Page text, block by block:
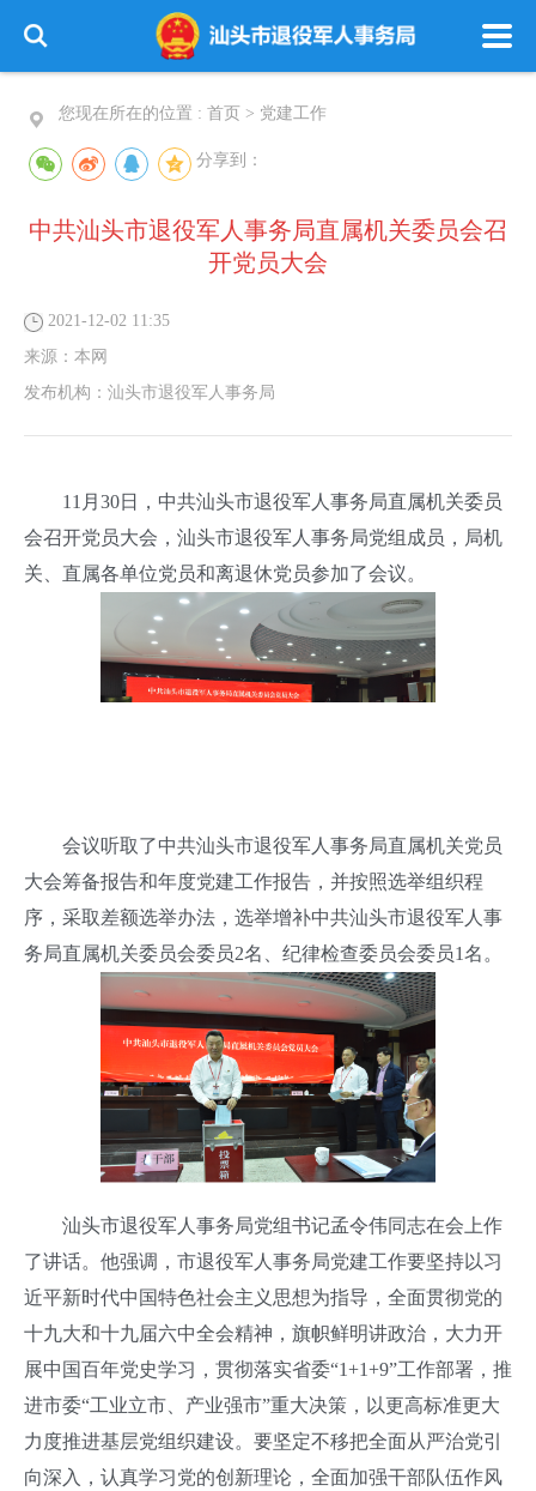
您现在所在的位置 : 首页 > 党建工作
分享到：
中共汕头市退役军人事务局直属机关委员会召
开党员大会
2021-12-02 11:35
来源： 本网
发布机构： 汕头市退役军人事务局
11月30日，中共汕头市退役军人事务局直属机关委员
会召开党员大会，汕头市退役军人事务局党组成员，局机
关、直属各单位党员和离退休党员参加了会议。
会议听取了中共汕头市退役军人事务局直属机关党员
大会筹备报告和年度党建工作报告，并按照选举组织程
序，采取差额选举办法，选举增补中共汕头市退役军人事
务局直属机关委员会委员2名、纪律检查委员会委员1名。
汕头市退役军人事务局党组书记孟令伟同志在会上作
了讲话。他强调，市退役军人事务局党建工作要坚持以习
近平新时代中国特色社会主义思想为指导，全面贯彻党的
十九大和十九届六中全会精神，旗帜鲜明讲政治，大力开
展中国百年党史学习，贯彻落实省委“1+1+9”工作部署，推
进市委“工业立市、产业强市”重大决策，以更高标准更大
力度推进基层党组织建设。要坚定不移把全面从严治党引
向深入，认真学习党的创新理论，全面加强干部队伍作风